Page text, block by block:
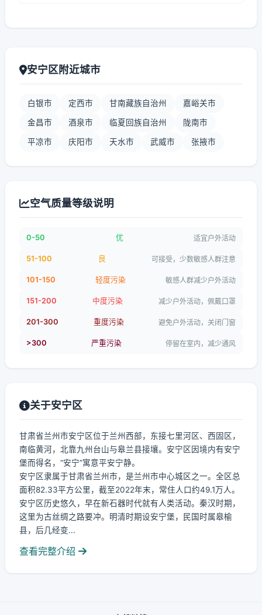
安宁区附近城市
白银市 定西市 甘南藏族自治州 嘉峪关市
金昌市 酒泉市 临夏回族自治州 陇南市
平凉市 庆阳市 天水市 武威市 张掖市
空气质量等级说明
0-50 优 适宜户外活动
51-100 良 可接受，少数敏感人群注意
101-150 轻度污染 敏感人群减少户外活动
151-200 中度污染 减少户外活动，佩戴口罩
201-300 重度污染 避免户外活动，关闭门窗
>300 严重污染 停留在室内，减少通风
关于安宁区
甘肃省兰州市安宁区位于兰州西部，东接七里河区、西固区，
南临黄河，北靠九州台山与皋兰县接壤。安宁区因境内有安宁
堡而得名，“安宁”寓意平安宁静。
安宁区隶属于甘肃省兰州市，是兰州市中心城区之一。全区总
面积82.33平方公里，截至2022年末，常住人口约49.1万人。
安宁区历史悠久，早在新石器时代就有人类活动。秦汉时期，
这里为古丝绸之路要冲。明清时期设安宁堡，民国时属皋榆
县，后几经变...
查看完整介绍